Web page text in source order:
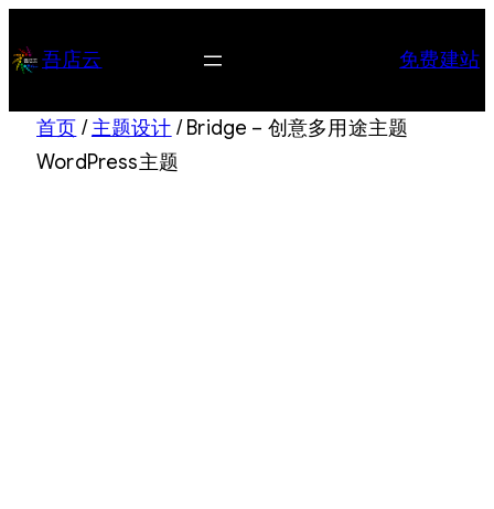
至 吾店云 免费建站
首页 /主题设计 / Bridge – 创意多用途主题
WordPress主题